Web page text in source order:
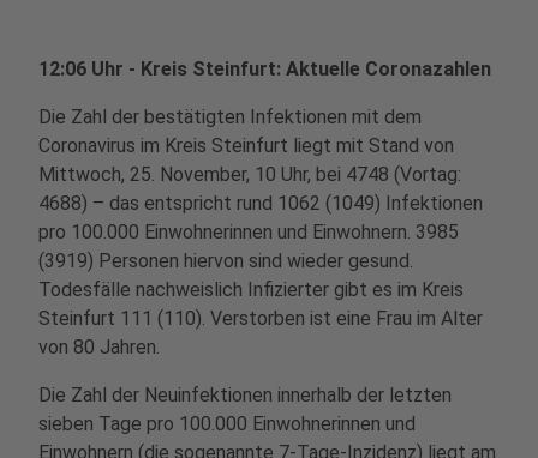
12:06 Uhr - Kreis Steinfurt: Aktuelle Coronazahlen
Die Zahl der bestätigten Infektionen mit dem
Coronavirus im Kreis Steinfurt liegt mit Stand von
Mittwoch, 25. November, 10 Uhr, bei 4748 (Vortag:
4688) – das entspricht rund 1062 (1049) Infektionen
pro 100.000 Einwohnerinnen und Einwohnern. 3985
(3919) Personen hiervon sind wieder gesund.
Todesfälle nachweislich Infizierter gibt es im Kreis
Steinfurt 111 (110). Verstorben ist eine Frau im Alter
von 80 Jahren.
Die Zahl der Neuinfektionen innerhalb der letzten
sieben Tage pro 100.000 Einwohnerinnen und
Einwohnern (die sogenannte 7-Tage-Inzidenz) liegt am